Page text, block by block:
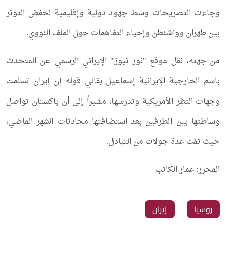
وجاءت التصريحات وسط جهود دولية وإقليمية لخفض التوتر
بين طهران وواشنطن وإحياء التفاهمات حول الملف النووي.
من جهته، نقل موقع "نور نيوز" الإيراني الرسمي عن المتحدث
باسم الخارجية الإيرانية إسماعيل بقائي قوله إن إيران تسلمت
وجهات النظر الأمريكية وتدرسها، مشيراً إلى أن باكستان تواصل
وساطتها بين الطرفين بعد استضافتها محادثات الشهر الماضي،
حيث تمّت عدة جولات من التبادل.
المحرر: عمار الكاتب
‏روسيا ‏إيران